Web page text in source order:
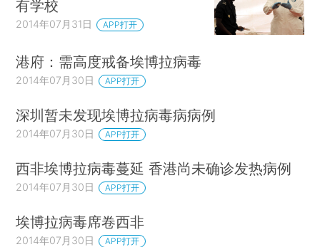
有学校
2014年07月31日 APP打开
港府：需高度戒备埃博拉病毒
2014年07月30日 APP打开
深圳暂未发现埃博拉病毒病病例
2014年07月30日 APP打开
西非埃博拉病毒蔓延 香港尚未确诊发热病例
2014年07月30日 APP打开
埃博拉病毒席卷西非
2014年07月30日 APP打开